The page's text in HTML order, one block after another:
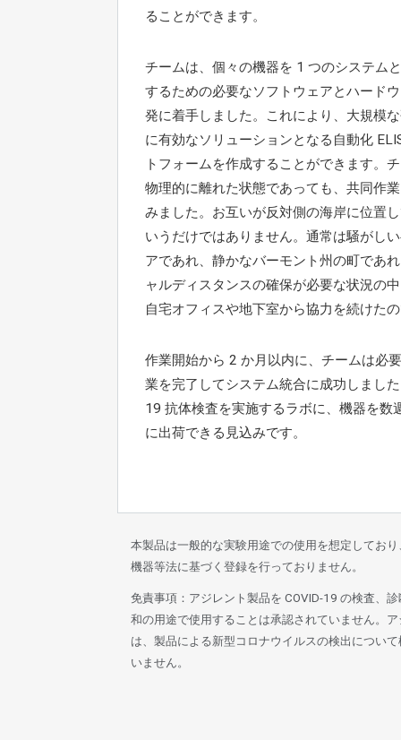
ることができます。
チームは、個々の機器を 1 つのシステム
するための必要なソフトウェアとハード
発に着手しました。これにより、大規模
に有効なソリューションとなる自動化
トフォームを作成することができます。
物理的に離れた状態であっても、共同作
みました。お互いが反対側の海岸に位置
いうだけではありません。通常は騒がし
アであれ、静かなバーモント州の町であ
ャルディスタンスの確保が必要な状況の
自宅オフィスや地下室から協力を続けた
作業開始から 2 か月以内に、チームは必
業を完了してシステム統合に成功しまし
19 抗体検査を実施するラボに、機器を数
に出荷できる見込みです。
本製品は一般的な実験用途での使用を想定してお
機器等法に基づく登録を行っておりません。
免責事項：アジレント製品を COVID-19 の検査、
和の用途で使用することは承認されていません。
は、製品による新型コロナウイルスの検出につい
いません。